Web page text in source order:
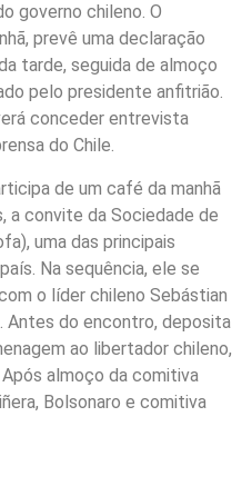
governo chileno. O
prevê uma declaração
tarde, seguida de almoço
pelo presidente anfitrião.
conceder entrevista
do Chile.
de um café da manhã
a convite da Sociedade de
uma das principais
Na sequência, ele se
o líder chileno Sebástian
Antes do encontro, deposita
ao libertador chileno,
Após almoço da comitiva
Bolsonaro e comitiva